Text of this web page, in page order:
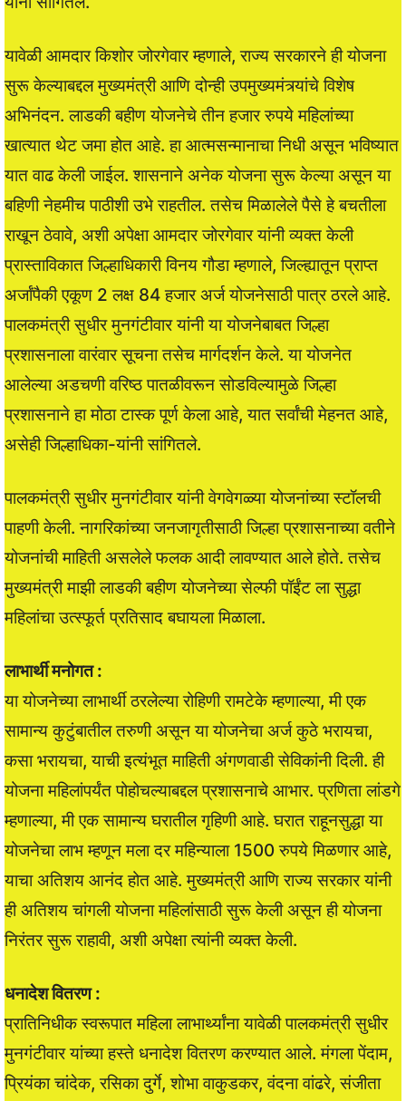
यावेळी आमदार किशोर जोरगेवार म्हणाले, राज्य सरकारने ही योजना
सुरू केल्याबद्दल मुख्यमंत्री आणि दोन्ही उपमुख्यमंत्र्यांचे विशेष
अभिनंदन. लाडकी बहीण योजनेचे तीन हजार रुपये महिलांच्या
खात्यात थेट जमा होत आहे. हा आत्मसन्मानाचा निधी असून भविष्यात
यात वाढ केली जाईल. शासनाने अनेक योजना सुरू केल्या असून या
बहिणी नेहमीच पाठीशी उभे राहतील. तसेच मिळालेले पैसे हे बचतीला
राखून ठेवावे, अशी अपेक्षा आमदार जोरगेवार यांनी व्यक्त केली
प्रास्ताविकात जिल्हाधिकारी विनय गौडा म्हणाले, जिल्ह्यातून प्राप्त
अर्जांपैकी एकूण 2 लक्ष 84 हजार अर्ज योजनेसाठी पात्र ठरले आहे.
पालकमंत्री सुधीर मुनगंटीवार यांनी या योजनेबाबत जिल्हा
प्रशासनाला वारंवार सूचना तसेच मार्गदर्शन केले. या योजनेत
आलेल्या अडचणी वरिष्ठ पातळीवरून सोडविल्यामुळे जिल्हा
प्रशासनाने हा मोठा टास्क पूर्ण केला आहे, यात सर्वांची मेहनत आहे,
असेही जिल्हाधिका-यांनी सांगितले.
पालकमंत्री सुधीर मुनगंटीवार यांनी वेगवेगळ्या योजनांच्या स्टॉलची
पाहणी केली. नागरिकांच्या जनजागृतीसाठी जिल्हा प्रशासनाच्या वतीने
योजनांची माहिती असलेले फलक आदी लावण्यात आले होते. तसेच
मुख्यमंत्री माझी लाडकी बहीण योजनेच्या सेल्फी पॉईंट ला सुद्धा
महिलांचा उत्स्फूर्त प्रतिसाद बघायला मिळाला.
लाभार्थी मनोगत :
या योजनेच्या लाभार्थी ठरलेल्या रोहिणी रामटेके म्हणाल्या, मी एक
सामान्य कुटुंबातील तरुणी असून या योजनेचा अर्ज कुठे भरायचा,
कसा भरायचा, याची इत्यंभूत माहिती अंगणवाडी सेविकांनी दिली. ही
योजना महिलांपर्यंत पोहोचल्याबद्दल प्रशासनाचे आभार. प्रणिता लांडगे
म्हणाल्या, मी एक सामान्य घरातील गृहिणी आहे. घरात राहूनसुद्धा या
योजनेचा लाभ म्हणून मला दर महिन्याला 1500 रुपये मिळणार आहे,
याचा अतिशय आनंद होत आहे. मुख्यमंत्री आणि राज्य सरकार यांनी
ही अतिशय चांगली योजना महिलांसाठी सुरू केली असून ही योजना
निरंतर सुरू राहावी, अशी अपेक्षा त्यांनी व्यक्त केली.
धनादेश वितरण :
प्रातिनिधीक स्वरूपात महिला लाभार्थ्यांना यावेळी पालकमंत्री सुधीर
मुनगंटीवार यांच्या हस्ते धनादेश वितरण करण्यात आले. मंगला पेंदाम,
प्रियंका चांदेक, रसिका दुर्गे, शोभा वाकुडकर, वंदना वांढरे, संजीता